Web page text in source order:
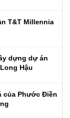
T&T Millennia
dựng dự án
Hậu
của Phước Điền